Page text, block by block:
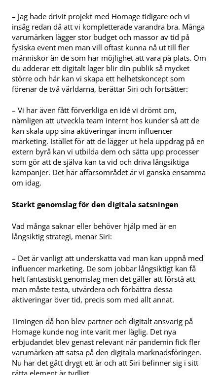
– Jag hade drivit projekt med Homage tidigare och vi
insåg redan då att vi kompletterade varandra bra. Många
varumärken lägger stor budget och massor av tid på
fysiska event men man vill oftast kunna nå ut till fler
människor än de som har möjlighet att vara på plats. Om
du adderar ett digitalt lager blir din publik så mycket
större och här kan vi skapa ett helhetskoncept som
förenar de två världarna, berättar Siri och fortsätter:
– Vi har även fått förverkliga en idé vi drömt om,
nämligen att utveckla team internt hos kunder så att de
kan skala upp sina aktiveringar inom influencer
marketing. Istället för att de lägger ut hela uppdrag på en
extern byrå kan vi utbilda dem och sätta upp processer
som gör att de själva kan ta vid och driva långsiktiga
kampanjer. Det här affärsområdet är vi ganska ensamma
om idag.
Starkt genomslag för den digitala satsningen
Vad många saknar eller behöver hjälp med är en
långsiktig strategi, menar Siri:
– Det är vanligt att underskatta vad man kan uppnå med
influencer marketing. De som jobbar långsiktigt kan få
helt fantastiskt genomslag men det gäller att förstå att
man måste testa, utvärdera och förbättra dessa
aktiveringar över tid, precis som med allt annat.
Timingen då hon blev partner och digitalt ansvarig på
Homage kunde nog inte varit mer läglig. Det nya
erbjudandet blev genast relevant när pandemin fick fler
varumärken att satsa på den digitala marknadsföringen.
Nu har det gått drygt ett år och att Siri befinner sig i sitt
rätta element är tydligt.